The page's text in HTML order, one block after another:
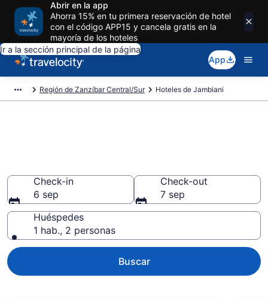
Abrir en la app
Ahorra 15% en tu primera reservación de hotel
con el código APP15 y cancela gratis en la
mayoría de los hoteles
Ir a la sección principal de la página
App
Región de Zanzíbar Central/Sur Hoteles de Jambiani
Check-in
6 sep
Check-out
7 sep
Huéspedes
1 hab., 2 personas
Buscar